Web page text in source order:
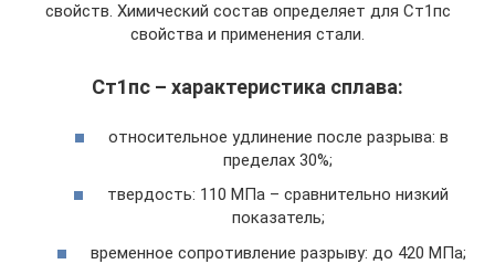
свойств. Химический состав определяет для Ст1пс
свойства и применения стали.
Ст1пс – характеристика сплава:
относительное удлинение после разрыва: в
пределах 30%;
твердость: 110 МПа – сравнительно низкий
показатель;
временное сопротивление разрыву: до 420 МПа;